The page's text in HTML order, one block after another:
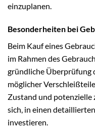
einzuplanen.
Besonderheiten bei
Beim Kauf eines
im Rahmen des
gründliche Überprüfung
möglicher
Zustand und potenzielle
sich, in einen
investieren.